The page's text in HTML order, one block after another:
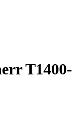
T1400-